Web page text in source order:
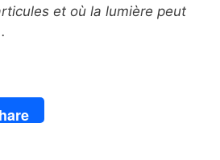
et où la lumière peut